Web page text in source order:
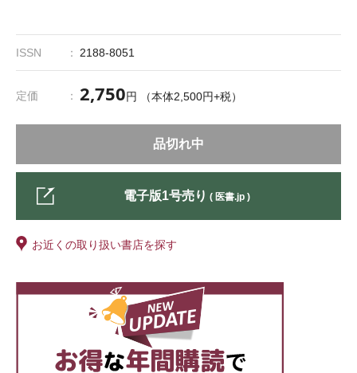
ISSN 2188-8051
定価 2,750円 （本体2,500円+税）
品切れ中
電子版1号売り ( 医書.jp )
お近くの取り扱い書店を探す